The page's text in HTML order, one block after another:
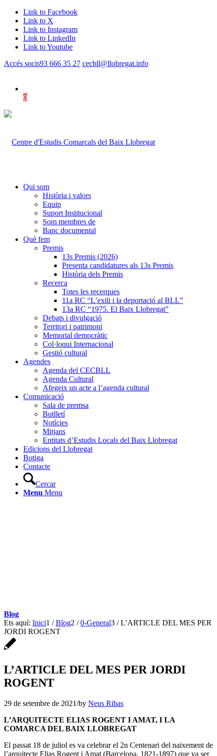
Link to Facebook
Link to X
Link to Instagram
Link to LinkedIn
Link to Youtube
Accés socis93 666 35 27 cecbll@llobregat.info
0
Qui som
Història i valors
Equip
Suport Institucional
Som membres de
Banc documental
Què fem
Premis
13s Premis (2026)
Presenta candidatures als 13s Premis
Història dels Premis
Recerca
Totes les recerques
11a RC “L’exili i la deportació al BLL”
13a RC “1975. El Baix Llobregat”
Debats i divulgació
Territori i patrimoni
Memorial democràtic
Col·loqui Internacional
Gestió cultural
Agendes
Agenda del CECBLL
Agenda Cultural
Afegeix un acte a l’agenda cultural
Comunicació
Sala de premsa
Butlletí
Notícies
Mitjans
Entitats d’Estudis Locals del Baix Llobregat
Edicions del Llobregat
Botiga
Contacte
Cercar
Menu Menu
Blog
Ets aquí: Inici1 / Blog2 / 0-General3 / L’ARTICLE DEL MES PER
JORDI ROGENT
L’ARTICLE DEL MES PER JORDI
ROGENT
29 de setembre de 2021/by Neus Ribas
L’ARQUITECTE ELIAS ROGENT I AMAT, I LA
COMARCA DEL BAIX LLOBREGAT
El passat 18 de juliol es va celebrar el 2n Centenari del naixement de
l’arquitecte Elias Rogent i Amat (Barcelona, 1821-1897) que va ser